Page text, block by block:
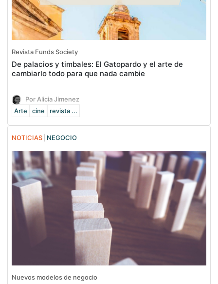
Revista Funds Society
De palacios y timbales: El Gatopardo y el arte de
cambiarlo todo para que nada cambie
Por Alicia Jimenez
Arte
cine revista ...
NOTICIAS NEGOCIO
Nuevos modelos de negocio